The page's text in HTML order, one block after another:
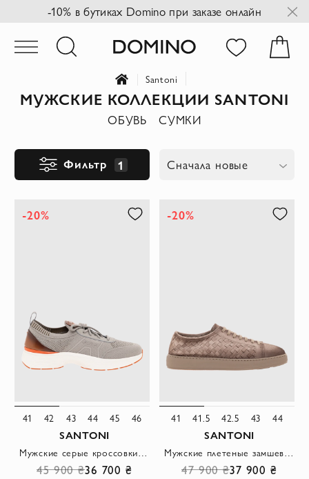
-10% в бутиках Domino при заказе онлайн
Santoni
МУЖСКИЕ КОЛЛЕКЦИИ SANTONI
ОБУВЬ СУМКИ
Фильтр 1 Сначала новые
-20%
41 42 43 44 45 46
SANTONI
Мужские серые кроссовки Easy Bounce из эластичного трикотажа
45 900 ₴36 700 ₴
-20%
41 41.5 42.5 43 44
SANTONI
Мужские плетеные замшевые сникеры бежевого цвета
47 900 ₴37 900 ₴